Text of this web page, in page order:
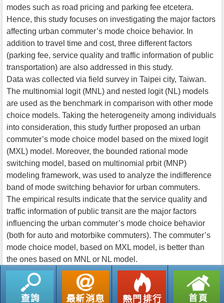
modes such as road pricing and parking fee etcetera.
Hence, this study focuses on investigating the major factors
affecting urban commuter’s mode choice behavior. In
addition to travel time and cost, three different factors
(parking fee, service quality and traffic information of public
transportation) are also addressed in this study.
Data was collected via field survey in Taipei city, Taiwan.
The multinomial logit (MNL) and nested logit (NL) models
are used as the benchmark in comparison with other mode
choice models. Taking the heterogeneity among individuals
into consideration, this study further proposed an urban
commuter’s mode choice model based on the mixed logit
(MXL) model. Moreover, the bounded rational mode
switching model, based on multinomial prbit (MNP)
modeling framework, was used to analyze the indifference
band of mode switching behavior for urban commuters.
The empirical results indicate that the service quality and
traffic information of public transit are the major factors
influencing the urban commuter’s mode choice behavior
(both for auto and motorbike commuters). The commuter’s
mode choice model, based on MXL model, is better than
the ones based on MNL or NL model.
返回列表